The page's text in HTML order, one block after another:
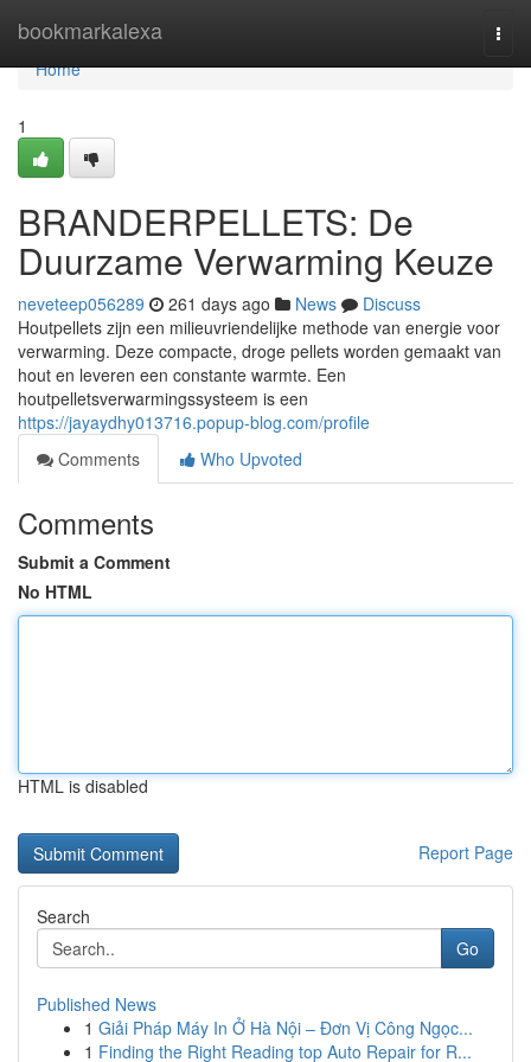
bookmarkalexa
Home
Home
1
BRANDERPELLETS: De
Duurzame Verwarming Keuze
neveteep056289 261 days ago News
Discuss
Houtpellets zijn een milieuvriendelijke methode van energie voor
verwarming. Deze compacte, droge pellets worden gemaakt van
hout en leveren een constante warmte. Een
houtpelletsverwarmingssysteem is een
https://jayaydhy013716.popup-blog.com/profile
Comments
Who Upvoted
Comments
Submit a Comment
No HTML
HTML is disabled
Report Page
Search
Go
Published News
1 Giải Pháp Máy In Ở Hà Nội – Đơn Vị Công Ngọc...
1 Finding the Right Reading top Auto Repair for R...